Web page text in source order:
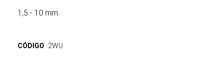
1,5 - 10 mm
CÓDIGO 2WU